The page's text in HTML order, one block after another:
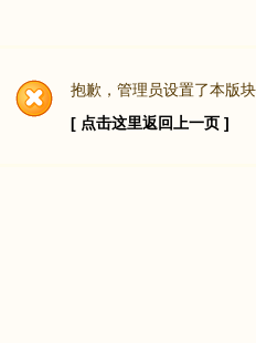
抱歉，管理员设置了本版
[ 点击这里返回上一页 ]